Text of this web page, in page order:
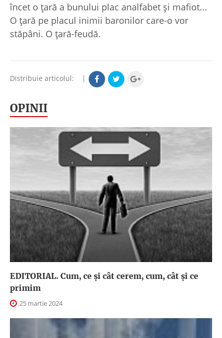
încet o ţară a bunului plac analfabet şi mafiot...
O ţară pe placul inimii baronilor care-o vor
stăpâni. O ţară-feudă.
Distribuie articolul: |
OPINII
EDITORIAL. Cum, ce şi cât cerem, cum, cât şi ce
primim
25 martie 2024